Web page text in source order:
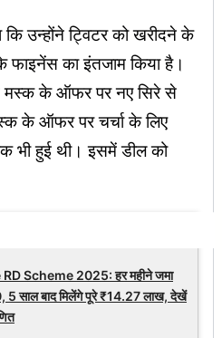
उन्होंने ट्विटर को खरीदने के
फाइनेंस का इंतजाम किया है।
मस्क के ऑफर पर नए सिरे से
के ऑफर पर चर्चा के लिए
भी हुई थी। इसमें डील को
Scheme 2025: हर महीने जमा
साल बाद मिलेंगे पूरे ₹14.27 लाख, देखें